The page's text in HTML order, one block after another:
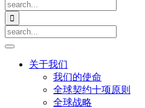

关于我们
我们的使命
全球契约十项原则
全球战略